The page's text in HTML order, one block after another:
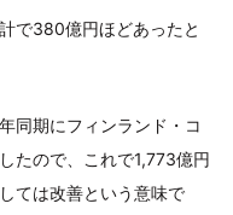
で380億円ほどあったと
同期にフィンランド・コ
たので、これで1,773億円
ては改善という意味で